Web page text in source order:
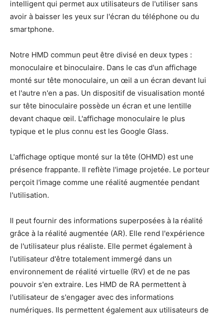
intelligent qui permet aux utilisateurs de l'utiliser sans
avoir à baisser les yeux sur l'écran du téléphone ou du
smartphone.
Notre HMD commun peut être divisé en deux types :
monoculaire et binoculaire. Dans le cas d'un affichage
monté sur tête monoculaire, un œil a un écran devant lui
et l'autre n'en a pas. Un dispositif de visualisation monté
sur tête binoculaire possède un écran et une lentille
devant chaque œil. L'affichage monoculaire le plus
typique et le plus connu est les Google Glass.
L'affichage optique monté sur la tête (OHMD) est une
présence frappante. Il reflète l'image projetée. Le porteur
perçoit l'image comme une réalité augmentée pendant
l'utilisation.
Il peut fournir des informations superposées à la réalité
grâce à la réalité augmentée (AR). Elle rend l'expérience
de l'utilisateur plus réaliste. Elle permet également à
l'utilisateur d'être totalement immergé dans un
environnement de réalité virtuelle (RV) et de ne pas
pouvoir s'en extraire. Les HMD de RA permettent à
l'utilisateur de s'engager avec des informations
numériques. Ils permettent également aux utilisateurs de